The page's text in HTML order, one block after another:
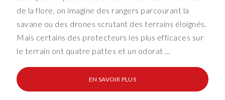
de la flore, on imagine des rangers parcourant la
savane ou des drones scrutant des terrains éloignés.
Mais certains des protecteurs les plus efficaces sur
le terrain ont quatre pattes et un odorat ...
EN SAVOIR PLUS